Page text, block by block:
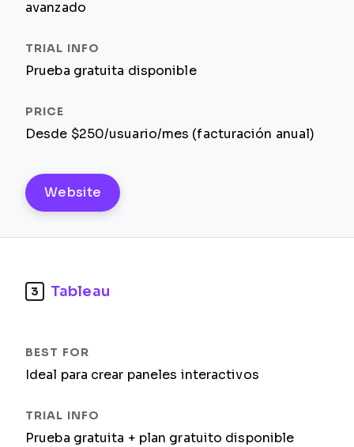
avanzado
Prueba gratuita disponible
Desde $250/usuario/mes (facturación anual)
Website
3 Tableau
Ideal para crear paneles interactivos
Prueba gratuita + plan gratuito disponible